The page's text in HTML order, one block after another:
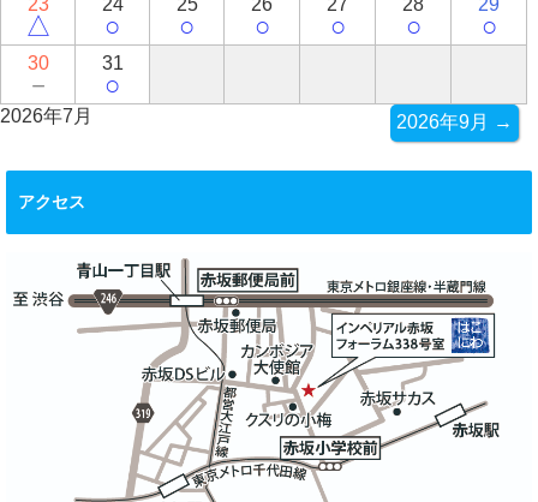
23
△
24
○
25
○
26
○
27
○
28
○
29
○
30
－
31
○
2026年7月 2026年9月 →
アクセス